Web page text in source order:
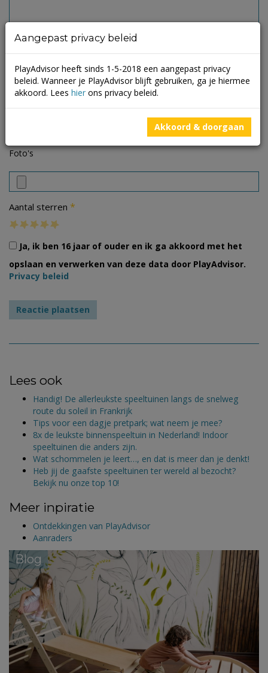
Foto's
Aantal sterren *
Ja, ik ben 16 jaar of ouder en ik ga akkoord met het
opslaan en verwerken van deze data door PlayAdvisor.
Privacy beleid
Lees ook
Handig! De allerleukste speeltuinen langs de snelweg
route du soleil in Frankrijk
Tips voor een dagje pretpark; wat neem je mee?
8x de leukste binnenspeeltuin in Nederland! Indoor
speeltuinen die anders zijn.
Wat schommelen je leert…, en dat is meer dan je denkt!
Heb jij de gaafste speeltuinen ter wereld al bezocht?
Bekijk nu onze top 10!
Meer inpiratie
Ontdekkingen van PlayAdvisor
Aanraders
Blog
Aangepast privacy beleid
PlayAdvisor heeft sinds 1-5-2018 een aangepast privacy
beleid. Wanneer je PlayAdvisor blijft gebruiken, ga je hiermee
akkoord. Lees hier ons privacy beleid.
Akkoord & doorgaan